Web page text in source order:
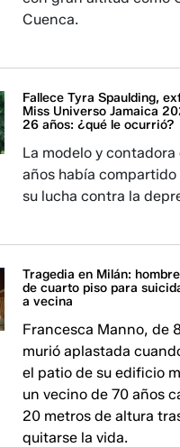
Cuenca.
Fallece Tyra Spaulding,
Miss Universo Jamaica
26 años: ¿qué le ocurrió?
La modelo y contadora
años había compartido
su lucha contra la
Tragedia en Milán:
de cuarto piso para
a vecina
Francesca Manno, de
murió aplastada
el patio de su edificio
un vecino de 70 años
20 metros de altura
quitarse la vida.